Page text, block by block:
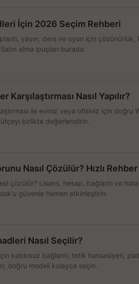
İçin 2026 Seçim Rehberi
yayın, ders ve oyun için çözünürlük,
alma ipuçları burada.
Nasıl Yapılır?
ile eviniz veya ofisiniz için doğru
birlikte değerlendirin.
Nasıl Çözülür? Hızlı Rehber
çözülür? Lisans, hesap, bağlantı ve hata
güvenle hemen etkinleştirin.
Nasıl Seçilir?
kablosuz bağlantı, tetik hassasiyeti,
doğru modeli kolayca seçin.